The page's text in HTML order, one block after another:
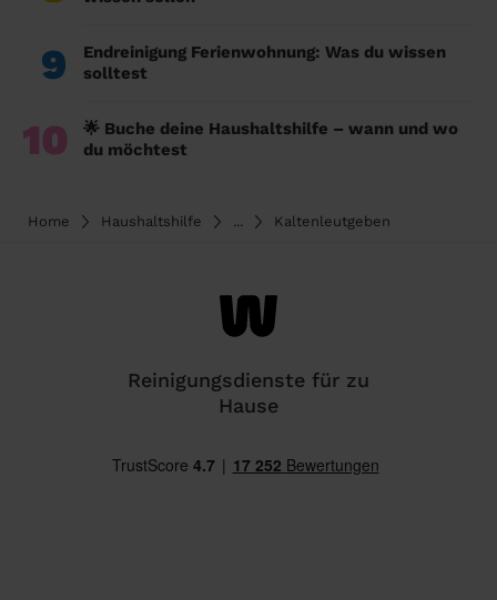
9
Endreinigung Ferienwohnung: Was du wissen
solltest
10
🌟 Buche deine Haushaltshilfe – wann und wo
du möchtest
Home Haushaltshilfe ... Kaltenleutgeben
Reinigungsdienste für zu
Hause